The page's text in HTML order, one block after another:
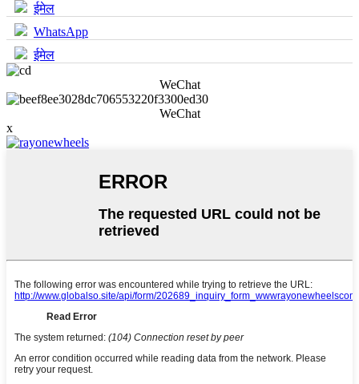
ईमेल
WhatsApp
ईमेल
WeChat
WeChat
x